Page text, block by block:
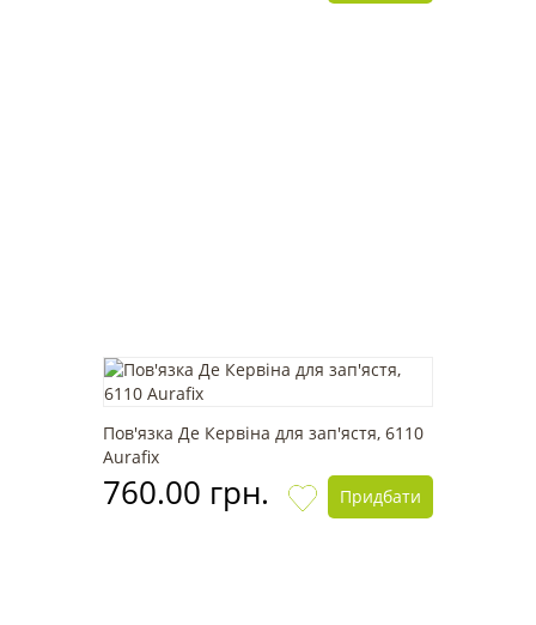
Пов'язка Де Кервіна для зап'ястя, 6110
Aurafix
760.00 грн. Придбати